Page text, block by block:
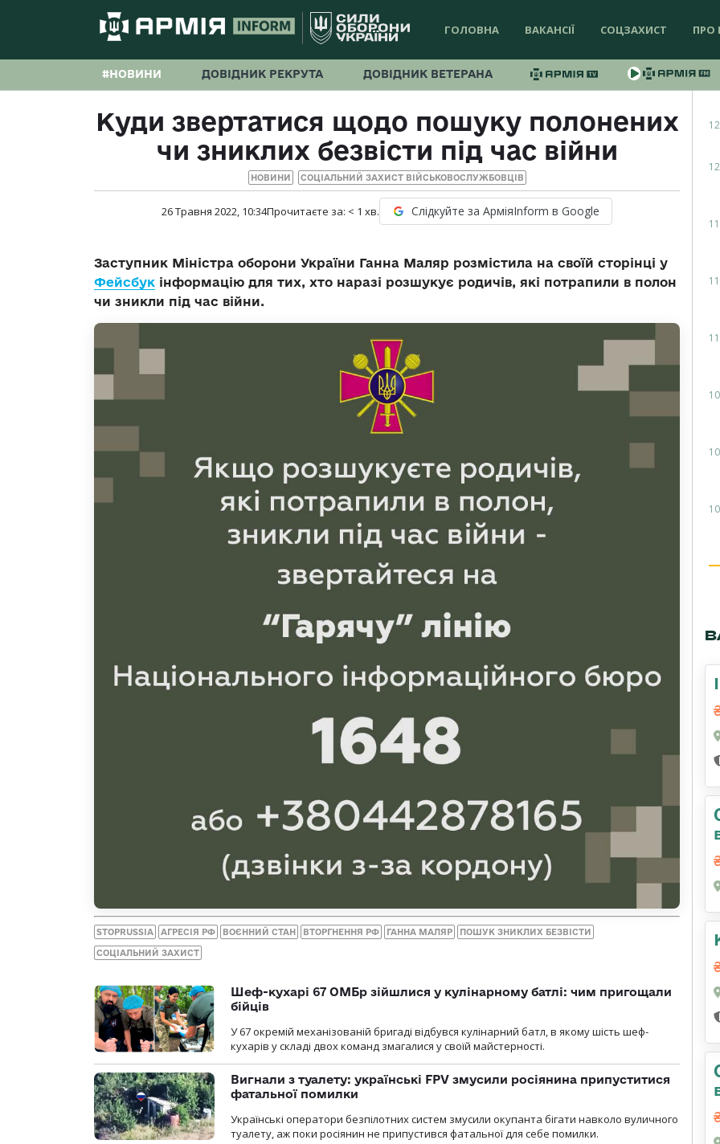
ГОЛОВНА ВАКАНСІЇ СОЦЗАХИСТ ПРО
#НОВИНИ ДОВІДНИК РЕКРУТА ДОВІДНИК ВЕТЕРАНА
Куди звертатися щодо пошуку полонених
чи зниклих безвісти під час війни
НОВИНИ СОЦІАЛЬНИЙ ЗАХИСТ ВІЙСЬКОВОСЛУЖБОВЦІВ
26 Травня 2022, 10:34Прочитаєте за: < 1 хв. Слідкуйте за АрміяInform в Google
Заступник Міністра оборони України Ганна Маляр розмістила на своїй сторінці у
Фейсбук інформацію для тих, хто наразі розшукує родичів, які потрапили в полон
чи зникли під час війни.
STOPRUSSIA АГРЕСІЯ РФ ВОЄННИЙ СТАН ВТОРГНЕННЯ РФ ГАННА МАЛЯР ПОШУК ЗНИКЛИХ БЕЗВІСТИ
СОЦІАЛЬНИЙ ЗАХИСТ
Шеф-кухарі 67 ОМБр зійшлися у кулінарному батлі: чим пригощали
бійців
У 67 окремій механізованій бригаді відбувся кулінарний батл, в якому шість шеф-
кухарів у складі двох команд змагалися у своїй майстерності.
Вигнали з туалету: українські FPV змусили росіянина припуститися
фатальної помилки
Українські оператори безпілотних систем змусили окупанта бігати навколо вуличного
туалету, аж поки росіянин не припустився фатальної для себе помилки.